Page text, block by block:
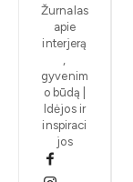
Žurnalas
apie
interjerą
gyvenim
o būdą |
Idėjos ir
inspiraci
jos